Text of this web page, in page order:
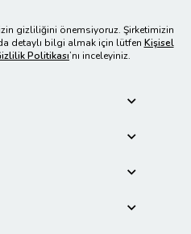
gizliliğini önemsiyoruz. Şirketimizin
detaylı bilgi almak için lütfen Kişisel
Politikası’nı inceleyiniz.